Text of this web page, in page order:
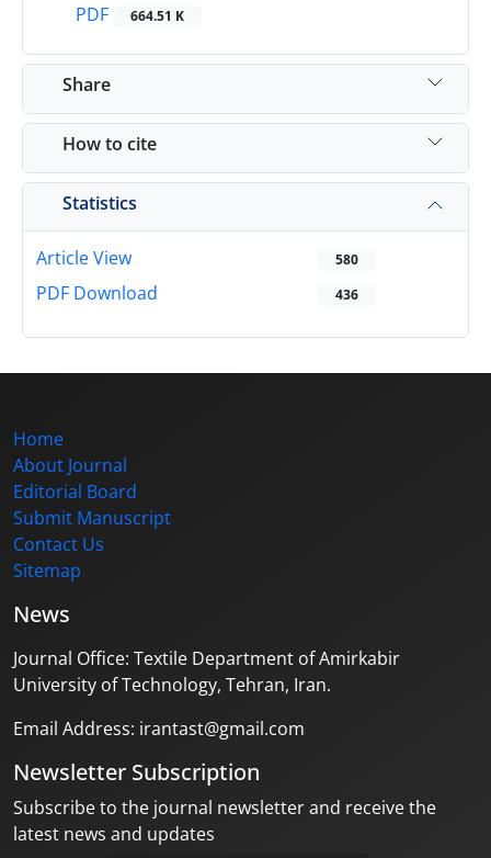
PDF
664.51 K
Share
How to cite
Statistics
Article View 580
PDF Download 436
Home
About Journal
Editorial Board
Submit Manuscript
Contact Us
Sitemap
News
Journal Office: Textile Department of Amirkabir
University of Technology, Tehran, Iran.
Email Address: irantast@gmail.com
Newsletter Subscription
Subscribe to the journal newsletter and receive the
latest news and updates